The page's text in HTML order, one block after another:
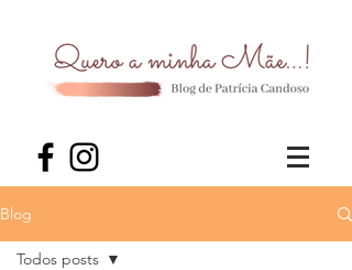
Blog
Todos posts